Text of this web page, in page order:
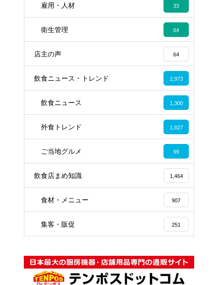
雇用・人材 33
衛生管理 64
店主の声 64
飲食ニュース・トレンド 2,973
飲食ニュース 1,300
外食トレンド 1,827
ご当地グルメ 99
飲食店まめ知識 1,464
食材・メニュー 907
集客・販促 251